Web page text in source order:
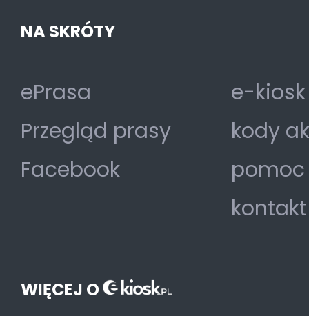
NA SKRÓTY
ePrasa
Przegląd prasy
Facebook
e-
kody
pomoc
kontakt
WIĘCEJ O